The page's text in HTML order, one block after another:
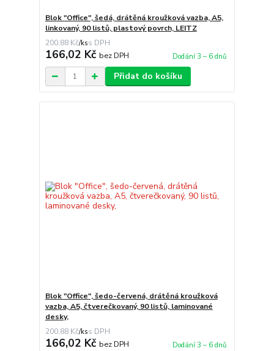
Blok "Office", šedá, drátěná kroužková vazba, A5,
linkovaný, 90 listů, plastový povrch, LEITZ
200,88 Kč/ks
166,02 Kč bez DPH Dodání 3 – 6 dnů
Přidat do košíku
Blok "Office", šedo-červená, drátěná kroužková
vazba, A5, čtverečkovaný, 90 listů, laminované
desky,
200,88 Kč/ks
166,02 Kč bez DPH Dodání 3 – 6 dnů